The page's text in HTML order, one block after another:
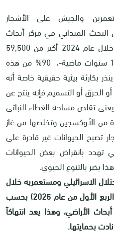
والجيش على الأشجار
الميداني في مركز أبحاث
الأراضي فإن الاحتلال استهدف خلال عام 2024 أكثر من 59,500
شجرة وشتلة هي الأعلى منذ 10 سنوات ماضية-، 90% من هذه
بكارثة بيئية حقيقية خاصة أنه
الحرق أو التسميم فإنه ينتج عن
تقلص مساحة الغطاء النباتي
من الأوكسجين وتخلصها من غاز
تصبح الحيوانات غير قادرة على
تهدد بانقراض بعض الحيوانات
يضر بالتنوع الحيوي.
الاسرائيلي ومستعمريه خلال
العشرة سنوات الماضية (2015- الربع الأول من عام 2025) بحسب
الأراضي، وهذا يعد انتهاكاً
بحمايتها.